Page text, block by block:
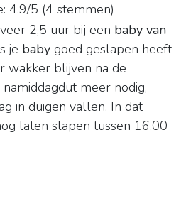
4.9/5 (4 stemmen)
2,5 uur bij een baby van
je baby goed geslapen heeft
wakker blijven na de
meer nodig,
in duigen vallen. In dat
laten slapen tussen 16.00